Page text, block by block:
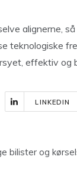
alignerne,
teknologiske
effektiv og
LINKEDIN
bilister og